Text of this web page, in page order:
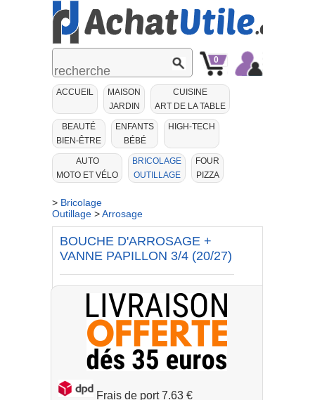
0
Mon
Panier
ACCUEIL
MAISON
JARDIN
CUISINE
ART DE LA TABLE
BEAUTÉ
BIEN-ÊTRE
ENFANTS
BÉBÉ
HIGH-TECH
AUTO
MOTO ET VÉLO
BRICOLAGE
OUTILLAGE
FOUR
PIZZA
> Bricolage
Outillage >Arrosage
BOUCHE D'ARROSAGE +
VANNE PAPILLON 3/4 (20/27)
Frais de port 7.63 €